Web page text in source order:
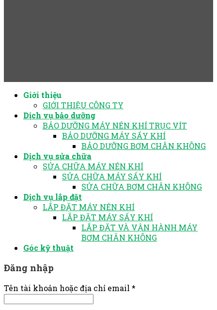
Giới thiệu
GIỚI THIỆU CÔNG TY
Dịch vụ bảo dưỡng
BẢO DƯỠNG MÁY NÉN KHÍ TRỤC VÍT
BẢO DƯỠNG MÁY SẤY KHÍ
BẢO DƯỠNG BƠM CHÂN KHÔNG
Dịch vụ sửa chữa
SỬA CHỮA MÁY NÉN KHÍ
SỬA CHỮA MÁY SẤY KHÍ
SỬA CHỮA BƠM CHÂN KHÔNG
Dịch vụ lắp đặt
LẮP ĐẶT MÁY NÉN KHÍ
LẮP ĐẶT MÁY SẤY KHÍ
LẮP ĐẶT VÀ VẬN HÀNH MÁY
BƠM CHÂN KHÔNG
Góc kỹ thuật
Đăng nhập
Tên tài khoản hoặc địa chỉ email *